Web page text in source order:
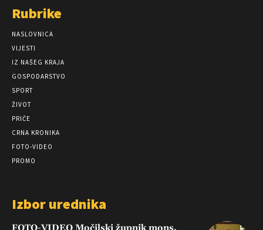
Rubrike
NASLOVNICA
VIJESTI
IZ NAŠEG KRAJA
GOSPODARSTVO
SPORT
ŽIVOT
PRIČE
CRNA KRONIKA
FOTO-VIDEO
PROMO
Izbor urednika